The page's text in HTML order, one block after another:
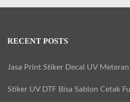
RECENT POSTS
Jasa Print Stiker Decal UV
Stiker UV DTF Bisa Sablon Cetak